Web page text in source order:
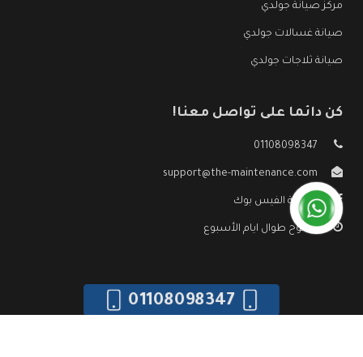
مركز صيانة جولدي
صيانة غسالات جولدي
صيانة ثلاجات جولدي
كن دائما على تواصل معنا!
01108098347
support@the-maintenance.com
صفحة الفيس بوك
مفتوح طوال ايام الأسبوع
01108098347